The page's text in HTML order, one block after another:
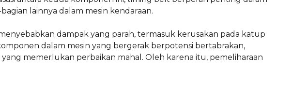
lainnya dalam mesin kendaraan.
dampak yang parah, termasuk kerusakan pada katup
dalam mesin yang bergerak berpotensi bertabrakan,
memerlukan perbaikan mahal. Oleh karena itu, pemeliharaan